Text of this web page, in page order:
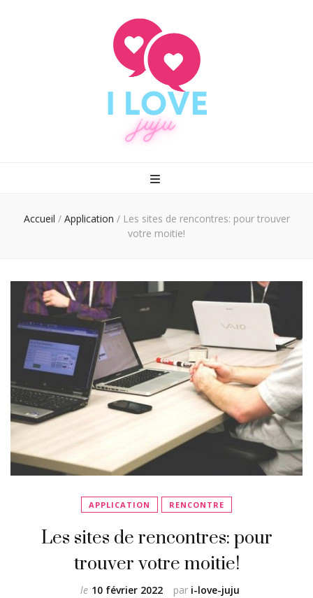
I love juju
Accueil / Application / Les sites de rencontres: pour trouver
votre moitie!
APPLICATION RENCONTRE
Les sites de rencontres: pour
trouver votre moitie!
par i-love-juju
le 10 février 2022